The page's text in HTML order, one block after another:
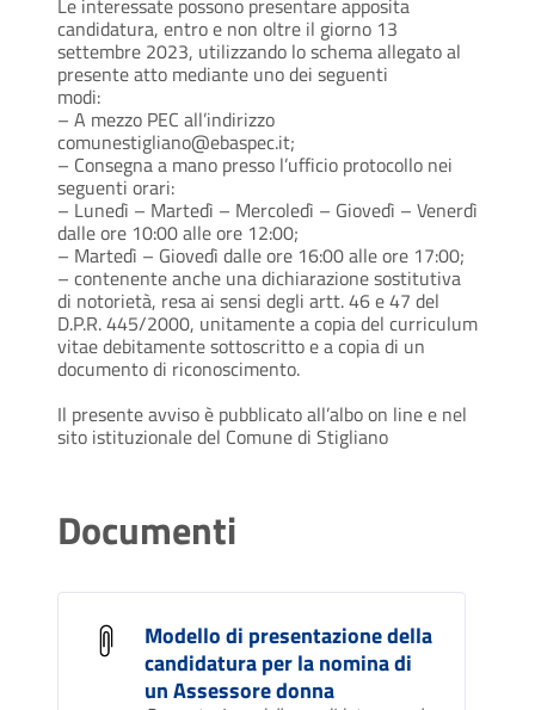
Le interessate possono presentare apposita
candidatura, entro e non oltre il giorno 13
settembre 2023, utilizzando lo schema allegato al
presente atto mediante uno dei seguenti
modi:
– A mezzo PEC all’indirizzo
comunestigliano@ebaspec.it;
– Consegna a mano presso l’ufficio protocollo nei
seguenti orari:
– Lunedì – Martedì – Mercoledì – Giovedì – Venerdì
dalle ore 10:00 alle ore 12:00;
– Martedì – Giovedì dalle ore 16:00 alle ore 17:00;
– contenente anche una dichiarazione sostitutiva
di notorietà, resa ai sensi degli artt. 46 e 47 del
D.P.R. 445/2000, unitamente a copia del curriculum
vitae debitamente sottoscritto e a copia di un
documento di riconoscimento.
Il presente avviso è pubblicato all’albo on line e nel
sito istituzionale del Comune di Stigliano
Documenti
Modello di presentazione della
candidatura per la nomina di
un Assessore donna